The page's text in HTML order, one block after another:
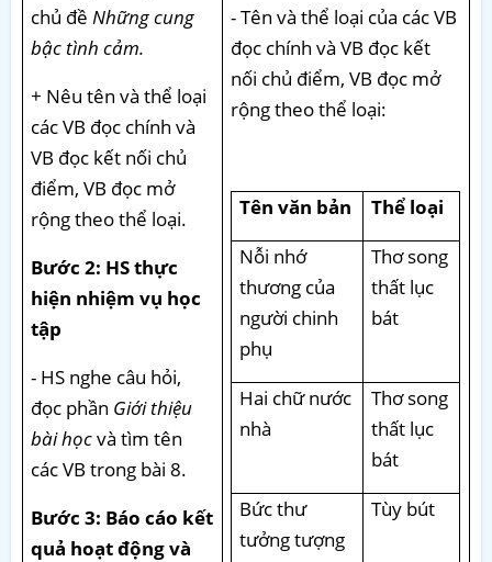
chủ đềNhững cung
bậc tình cảm.
+ Nêu tên và thể loại
các VB đọc chính và
VB đọc kết nối chủ
điểm, VB đọc mở
rộng theo thể loại.
Bước 2: HS thực
hiện nhiệm vụ học
tập
- HS nghe câu hỏi,
đọc phần Giới thiệu
bài họcvà tìm tên
các VB trong bài 8.
Bước 3: Báo cáo kết
quả hoạt động và
- Tên và thể loại của các VB
đọc chính và VB đọc kết
nối chủ điểm, VB đọc mở
rộng theo thể loại:
Tên văn bản
Thể loại
Nỗi nhớ
thương của
người chinh
phụ
Thơ song
thất lục
bát
Hai chữ nước
nhà
Thơ song
thất lục
bát
Bức thư
tưởng tượng
Tùy bút